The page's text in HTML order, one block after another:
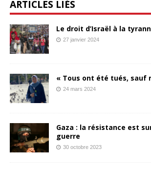
ARTICLES LIÉS
Le droit d’Israël à la
27 janvier 2024
« Tous ont été tués, sauf
24 mars 2024
Gaza : la résistance est
guerre
30 octobre 2023